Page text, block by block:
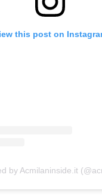
this post on
by Acmilaninside.it